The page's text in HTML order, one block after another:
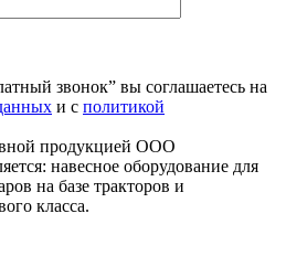
звонок” вы соглашаетесь на
и с политикой
продукцией ООО
навесное оборудование для
на базе тракторов и
класса.